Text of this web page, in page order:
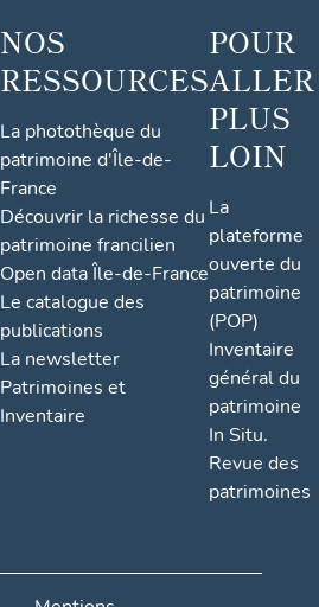
NOS
RESSOURCES
La photothèque du
patrimoine d'Île-de-
France
Découvrir la richesse du
patrimoine francilien
Open data Île-de-France
Le catalogue des
publications
La newsletter
Patrimoines et
Inventaire
POUR
ALLER
PLUS
LOIN
La
plateforme
ouverte du
patrimoine
(POP)
Inventaire
général du
patrimoine
In Situ.
Revue des
patrimoines